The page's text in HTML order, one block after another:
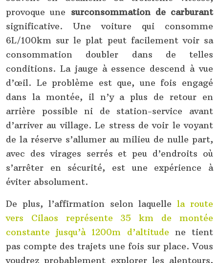
provoque une surconsommation de carburant
significative. Une voiture qui consomme
6L/100km sur le plat peut facilement voir sa
consommation doubler dans de telles
conditions. La jauge à essence descend à vue
d’œil. Le problème est que, une fois engagé
dans la montée, il n’y a plus de retour en
arrière possible ni de station-service avant
d’arriver au village. Le stress de voir le voyant
de la réserve s’allumer au milieu de nulle part,
avec des virages serrés et peu d’endroits où
s’arrêter en sécurité, est une expérience à
éviter absolument.
De plus, l’affirmation selon laquellela route
vers Cilaos représente 35 km de montée
constante jusqu’à 1200m d’altitude ne tient
pas compte des trajets une fois sur place. Vous
voudrez probablement explorer les alentours,